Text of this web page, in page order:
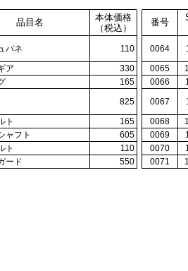
品目名
本体価格
（税込）
番号
バネ 110 0064
ア 330 0065
165 0066
825 0067
ト 165 0068
ャフト 605 0069
ト 110 0070
ード 550 0071